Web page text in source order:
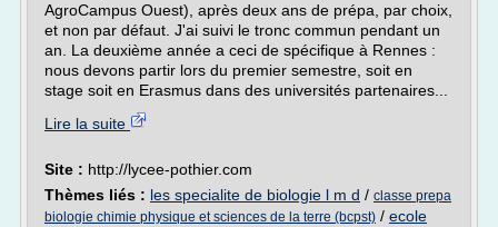
AgroCampus Ouest), après deux ans de prépa, par choix,
et non par défaut. J'ai suivi le tronc commun pendant un
an. La deuxième année a ceci de spécifique à Rennes :
nous devons partir lors du premier semestre, soit en
stage soit en Erasmus dans des universités partenaires...
Lire la suite
Site : http://lycee-pothier.com
Thèmes liés : les specialite de biologie l m d / classe prepa
biologie chimie physique et sciences de la terre (bcpst) / ecole